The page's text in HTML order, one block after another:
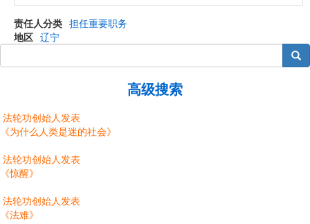
责任人分类 担任重要职务
地区 辽宁
搜索
高级搜索
法轮功创始人发表
《为什么人类是迷的社会》
法轮功创始人发表
《惊醒》
法轮功创始人发表
《法难》